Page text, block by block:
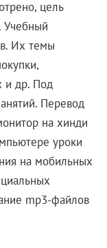
цель
Учебный
Их темы
и др. Под
Перевод
на хинди
уроки
на мобильных
mp3-файлов